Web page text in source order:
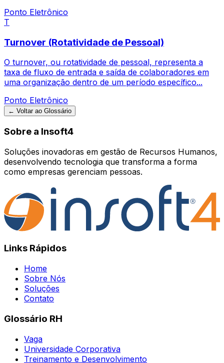
Ponto Eletrônico
T
Turnover (Rotatividade de Pessoal)
O turnover, ou rotatividade de pessoal, representa a
taxa de fluxo de entrada e saída de colaboradores em
uma organização dentro de um período específico...
Ponto Eletrônico
← Voltar ao Glossário
Sobre a Insoft4
Soluções inovadoras em gestão de Recursos Humanos,
desenvolvendo tecnologia que transforma a forma
como empresas gerenciam pessoas.
Links Rápidos
Home
Sobre Nós
Soluções
Contato
Glossário RH
Vaga
Universidade Corporativa
Treinamento e Desenvolvimento